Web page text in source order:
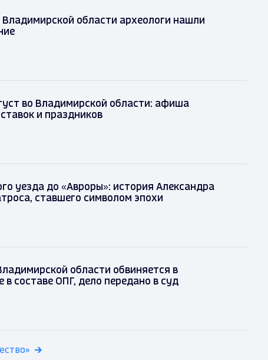
Владимирской области археологи нашли
во Владимирской области: афиша
и праздников
уезда до «Авроры»: история Александра
ставшего символом эпохи
области обвиняется в
в составе ОПГ, дело передано в суд